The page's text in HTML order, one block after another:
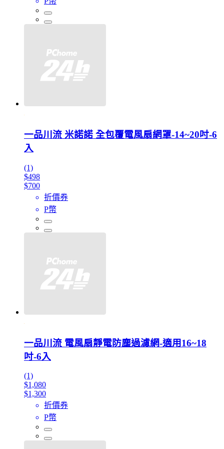
一品川流 米諾諾 全包覆電風扇網罩-14~20吋-6
入
(1)
$498
$700
折價券
P幣
一品川流 電風扇靜電防塵過濾網-適用16~18
吋-6入
(1)
$1,080
$1,300
折價券
P幣